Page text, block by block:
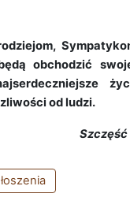
obchodzić
od ludzi.
Szczęść